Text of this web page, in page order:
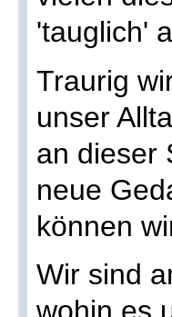
'tauglich'
Traurig
unser
an dieser
neue
können
Wir sind
wohin es